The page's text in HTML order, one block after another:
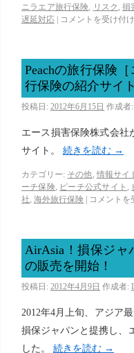
ニラエア旅行保険, リスク ,損
遅延対応
コメントを受け付
Peachの旅行保険
行保険の紹介サイト
投稿日: 2012年6月15日 作成者:
エース損害保険株式会社
サイト。 続きを読む →
カテゴリー: その他, 情報サイ
ーチ保険, ピーチ公式サイト ,
社, 海外旅行保険 コメントを
AirAsia！損保ジャ
の販売を開始！
投稿日: 2012年4月9日 作成者:
2012年4月上旬、アジア
損保ジャパンと提携し、
した。 続きを読む →